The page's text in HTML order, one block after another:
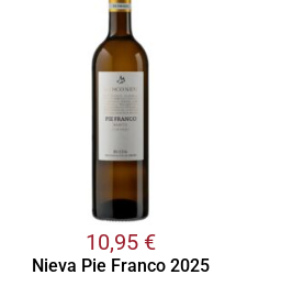
10,95 €
Nieva Pie Franco 2025